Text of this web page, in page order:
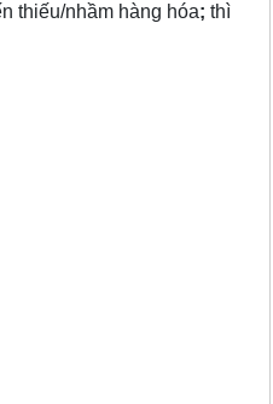
thiếu/nhầm hàng hóa; thì